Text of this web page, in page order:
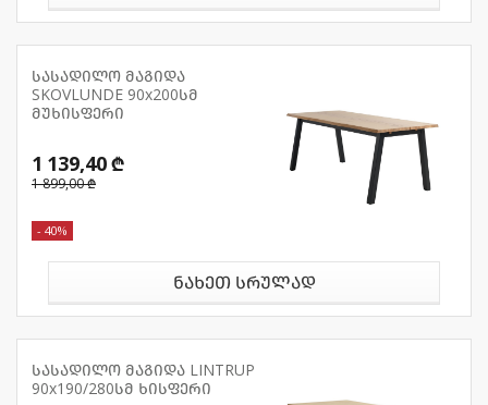
სასადილო მაგიდა
SKOVLUNDE 90x200სმ
მუხისფერი
1 139,40 ₾
1 899,00 ₾
- 40%
ნახეთ სრულად
სასადილო მაგიდა LINTRUP
90x190/280სმ ხისფერი